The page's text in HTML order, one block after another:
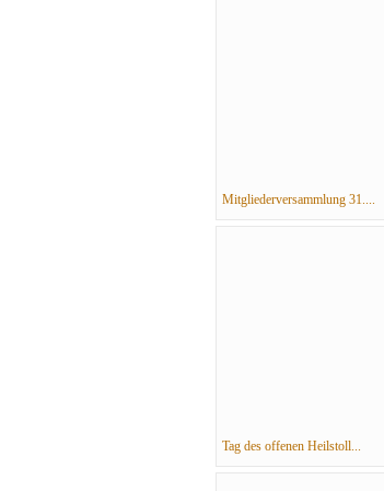
Mitgliederversammlung 31....
Tag des offenen Heilstoll...